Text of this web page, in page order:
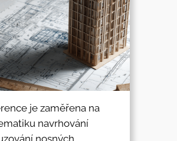
je zaměřena na
navrhování